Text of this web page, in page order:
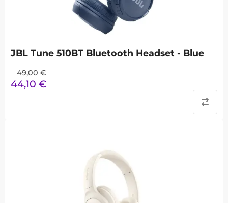
JBL Tune 510BT Bluetooth Headset - Blue
49,00 €
44,10 €